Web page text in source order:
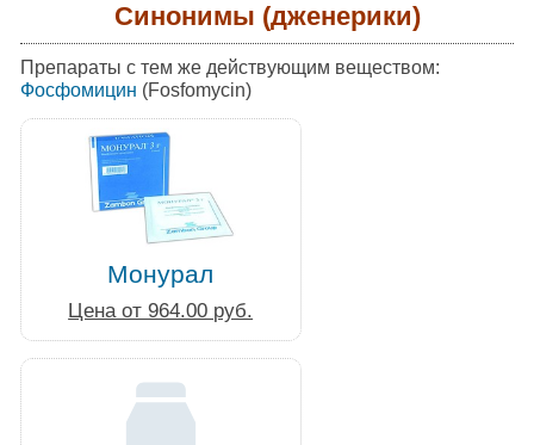
Синонимы (дженерики)
Препараты с тем же действующим веществом:
Фосфомицин (Fosfomycin)
Монурал
Цена от 964.00 руб.